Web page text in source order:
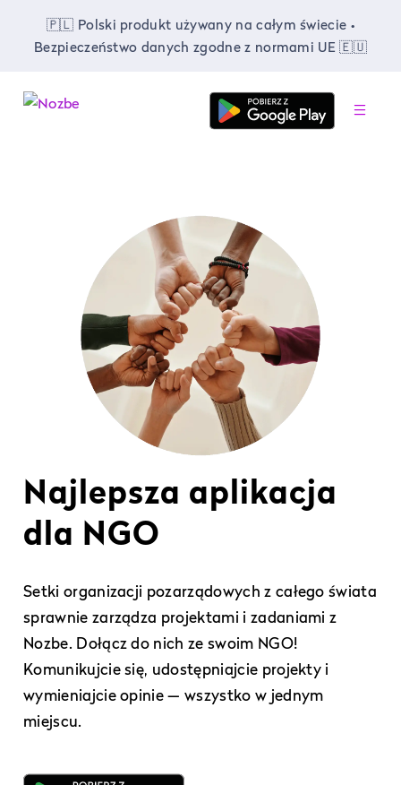
🇵🇱 Polski produkt używany na całym świecie •
Bezpieczeństwo danych zgodne z normami UE 🇪🇺
-
Najlepsza aplikacja
dla NGO
Setki organizacji pozarządowych z całego świata
sprawnie zarządza projektami i zadaniami z
Nozbe. Dołącz do nich ze swoim NGO!
Komunikujcie się, udostępniajcie projekty i
wymieniajcie opinie — wszystko w jednym
miejscu.